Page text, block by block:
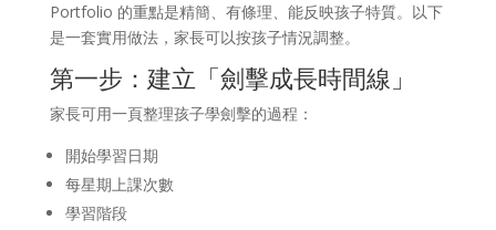
Portfolio 的重點是精簡、有條理、能反映孩子特質。以下
是一套實用做法，家長可以按孩子情況調整。
第一步：建立「劍擊成長時間線」
家長可用一頁整理孩子學劍擊的過程：
開始學習日期
每星期上課次數
學習階段